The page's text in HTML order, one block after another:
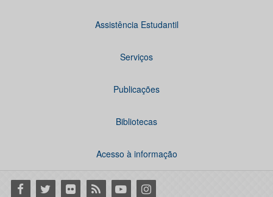
Assistência Estudantil
Serviços
Publicações
Bibliotecas
Acesso à informação
Facebook
Twitter Flickr RSS YoutubeInstagram